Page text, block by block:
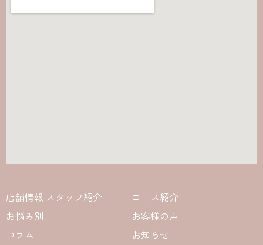
店舗情報 スタッフ紹介
コース紹介
お悩み別
お客様の声
コラム
お知らせ